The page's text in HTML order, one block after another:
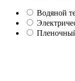
Водяной